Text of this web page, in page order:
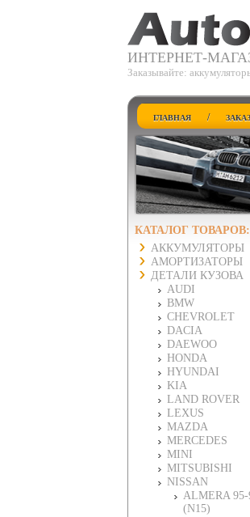
ИНТЕРНЕТ-
Заказывайте:
ГЛАВНАЯ /
КАТАЛОГ ТОВАРОВ:
АККУМУЛЯТОРЫ
АМОРТИЗАТОРЫ
ДЕТАЛИ КУЗОВА
AUDI
BMW
CHEVROLET
DACIA
DAEWOO
HONDA
HYUNDAI
KIA
LAND ROVER
LEXUS
MAZDA
MERCEDES
MINI
MITSUBISHI
NISSAN
ALMERA 95-
(N15)